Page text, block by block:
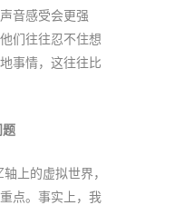
音感受会更强
们往往忍不住想
事情，这往往比
题
上的虚拟世界，
点。事实上，我